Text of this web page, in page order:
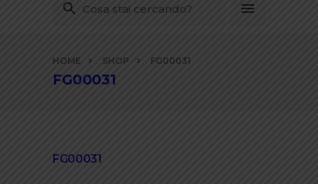
contenuti
HOME SHOP FG00031
FG00031
FG00031